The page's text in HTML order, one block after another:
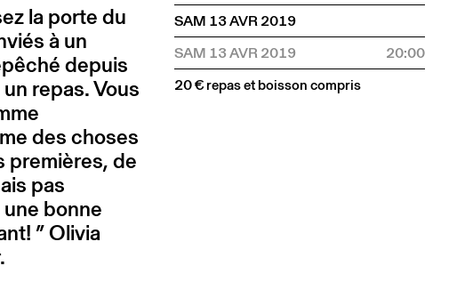
la porte du
à un
depuis
repas. Vous
des choses
premières, de
pas
bonne
” Olivia
SAM 13 AVR 2019
SAM 13 AVR 2019
20:00
20 € repas et boisson compris